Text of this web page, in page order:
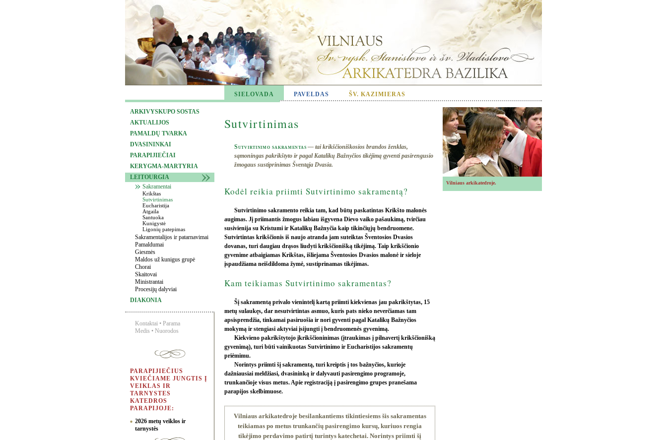
SIELOVADA PAVELDAS ŠV. KAZIMIERAS
ARKIVYSKUPO SOSTAS
AKTUALIJOS
PAMALDŲ TVARKA
DVASININKAI
PARAPIJIEČIAI
KERYGMA-MARTYRIA
LEITOURGIA
Sakramentai
Krikštas
Sutvirtinimas
Eucharistija
Atgaila
Santuoka
Kunigystė
Ligonių patepimas
Sakramentalijos ir patarnavimai
Pamaldumai
Giesmės
Maldos už kunigus grupė
Chorai
Skaitovai
Ministrantai
Procesijų dalyviai
DIAKONIA
Kontaktai • Parama
Medis • Nuorodos
PARAPIJIEČIUS
KVIEČIAME JUNGTIS Į
VEIKLAS IR
TARNYSTES
KATEDROS
PARAPIJOJE:
2026 metų veiklos ir
tarnystės
Sutvirtinimas
Sutvirtinimo sakramentas— tai krikščioniškosios brandos ženklas,
sąmoningas pakrikštyto ir pagal Katalikų Bažnyčios tikėjimą gyventi pasirengusio
žmogaus sustiprinimas Šventąja Dvasia.
Kodėl reikia priimti Sutvirtinimo sakramentą?
Sutvirtinimo sakramento reikia tam, kad būtų paskatintas Krikšto malonės
augimas. Jį priimantis žmogus labiau išgyvena Dievo vaiko pašaukimą, tvirčiau
susivienija su Kristumi ir Katalikų Bažnyčia kaip tikinčiųjų bendruomene.
Sutvirtintas krikščionis iš naujo atranda jam suteiktas Šventosios Dvasios
dovanas, turi daugiau drąsos liudyti krikščionišką tikėjimą. Taip krikščionio
gyvenime atbaigiamas Krikštas, išliejama Šventosios Dvasios malonė ir sieloje
įspaudžiama neišdildoma žymė, sustiprinamas tikėjimas.
Kam teikiamas Sutvirtinimo sakramentas?
Šį sakramentą privalo vienintelį kartą priimti kiekvienas jau pakrikštytas, 15
metų sulaukęs, dar nesutvirtintas asmuo, kuris pats nieko neverčiamas tam
apsisprendžia, tinkamai pasiruošia ir nori gyventi pagal Katalikų Bažnyčios
mokymą ir stengiasi aktyviai įsijungti į bendruomenės gyvenimą.
Kiekvieno pakrikštytojo įkrikščioninimas (įtraukimas į pilnavertį krikščionišką
gyvenimą), turi būti vainikuotas Sutvirtinimo ir Eucharistijos sakramentų
priėmimu.
Norintys priimti šį sakramentą, turi kreiptis į tos bažnyčios, kurioje
dažniausiai meldžiasi, dvasininką ir dalyvauti pasirengimo programoje,
trunkančioje visus metus. Apie registraciją į pasirengimo grupes pranešama
parapijos skelbimuose.
Vilniaus arkikatedroje besilankantiems tikintiesiems šis sakramentas
teikiamas po metus trunkančių pasirengimo kursų, kuriuos rengia
tikėjimo perdavimo patirtį turintys katechetai. Norintys priimti šį
Vilniaus arkikatedroje.